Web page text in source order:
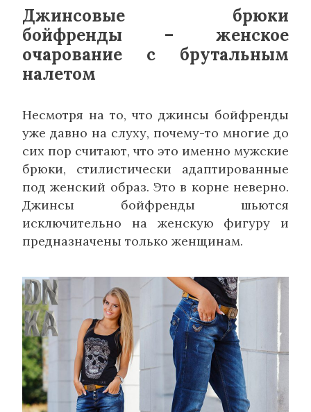
Джинсовые брюки
бойфренды – женское
очарование с брутальным
налетом
Несмотря на то, что джинсы бойфренды
уже давно на слуху, почему-то многие до
сих пор считают, что это именно мужские
брюки, стилистически адаптированные
под женский образ. Это в корне неверно.
Джинсы бойфренды шьются
исключительно на женскую фигуру и
предназначены только женщинам.